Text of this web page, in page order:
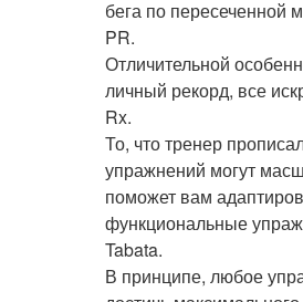
бега по пересеченной
PR.
Отличительной
личный рекорд, все
Rx.
То, что тренер
упражнений могут
поможет вам
функциональные
Tabata.
В принципе, любое